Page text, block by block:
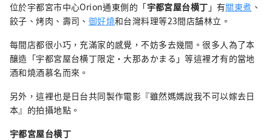
位於宇都宮市中心Orion通東側的「宇都宮屋台横丁 」有關東煮 、
餃子、烤肉、壽司、 御好燒和台灣料理等23間店舗林立。
每間店都很小巧，充滿家的感覺，不妨多去幾間。很多人為了本
釀造「宇都宮屋台横丁限定・大那あかまる」等這裡才有的當地
酒和燒酒慕名而來。
另外，這裡也是日台共同製作電影『雖然媽媽說我不可以嫁去日
本』的拍攝地點。
宇都宮屋台横丁